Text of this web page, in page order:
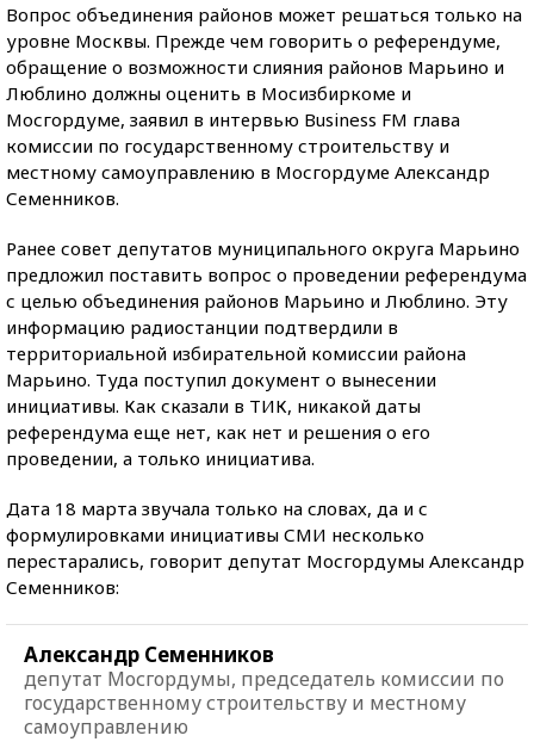
Вопрос объединения районов может решаться только на
уровне Москвы. Прежде чем говорить о референдуме,
обращение о возможности слияния районов Марьино и
Люблино должны оценить в Мосизбиркоме и
Мосгордуме, заявил в интервью Business FM глава
комиссии по государственному строительству и
местному самоуправлению в Мосгордуме Александр
Семенников.
Ранее совет депутатов муниципального округа Марьино
предложил поставить вопрос о проведении референдума
с целью объединения районов Марьино и Люблино. Эту
информацию радиостанции подтвердили в
территориальной избирательной комиссии района
Марьино. Туда поступил документ о вынесении
инициативы. Как сказали в ТИК, никакой даты
референдума еще нет, как нет и решения о его
проведении, а только инициатива.
Дата 18 марта звучала только на словах, да и с
формулировками инициативы СМИ несколько
перестарались, говорит депутат Мосгордумы Александр
Семенников:
Александр Семенников
депутат Мосгордумы, председатель комиссии по
государственному строительству и местному
самоуправлению